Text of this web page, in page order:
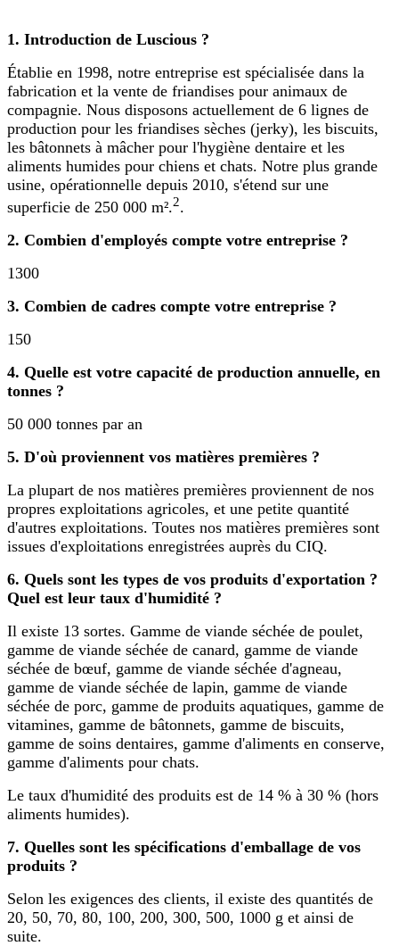
1. Introduction de Luscious ?
Établie en 1998, notre entreprise est spécialisée dans la
fabrication et la vente de friandises pour animaux de
compagnie. Nous disposons actuellement de 6 lignes de
production pour les friandises sèches (jerky), les biscuits,
les bâtonnets à mâcher pour l'hygiène dentaire et les
aliments humides pour chiens et chats. Notre plus grande
usine, opérationnelle depuis 2010, s'étend sur une
superficie de 250 000 m².2.
2. Combien d'employés compte votre entreprise ?
1300
3. Combien de cadres compte votre entreprise ?
150
4. Quelle est votre capacité de production annuelle, en
tonnes ?
50 000 tonnes par an
5. D'où proviennent vos matières premières ?
La plupart de nos matières premières proviennent de nos
propres exploitations agricoles, et une petite quantité
d'autres exploitations. Toutes nos matières premières sont
issues d'exploitations enregistrées auprès du CIQ.
6. Quels sont les types de vos produits d'exportation ?
Quel est leur taux d'humidité ?
Il existe 13 sortes. Gamme de viande séchée de poulet,
gamme de viande séchée de canard, gamme de viande
séchée de bœuf, gamme de viande séchée d'agneau,
gamme de viande séchée de lapin, gamme de viande
séchée de porc, gamme de produits aquatiques, gamme de
vitamines, gamme de bâtonnets, gamme de biscuits,
gamme de soins dentaires, gamme d'aliments en conserve,
gamme d'aliments pour chats.
Le taux d'humidité des produits est de 14 % à 30 % (hors
aliments humides).
7. Quelles sont les spécifications d'emballage de vos
produits ?
Selon les exigences des clients, il existe des quantités de
20, 50, 70, 80, 100, 200, 300, 500, 1000 g et ainsi de
suite.